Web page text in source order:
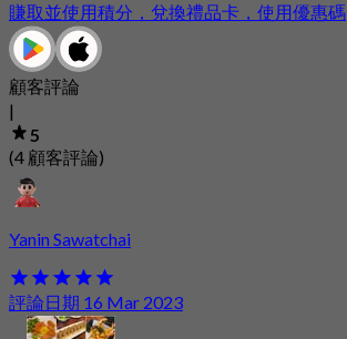
賺取並使用積分，兌換禮品卡，使用優惠碼
顧客評論
|
5
(4 顧客評論)
Yanin Sawatchai
評論日期 16 Mar 2023